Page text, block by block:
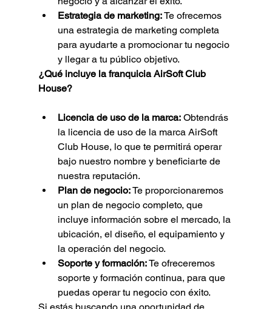
Estrategia de marketing: Te ofrecemos
una estrategia de marketing completa
para ayudarte a promocionar tu negocio
y llegar a tu público objetivo.
¿Qué incluye la franquicia AirSoft Club
House?
Licencia de uso de la marca: Obtendrás
la licencia de uso de la marca AirSoft
Club House, lo que te permitirá operar
bajo nuestro nombre y beneficiarte de
nuestra reputación.
Plan de negocio: Te proporcionaremos
un plan de negocio completo, que
incluye información sobre el mercado, la
ubicación, el diseño, el equipamiento y
la operación del negocio.
Soporte y formación: Te ofreceremos
soporte y formación continua, para que
puedas operar tu negocio con éxito.